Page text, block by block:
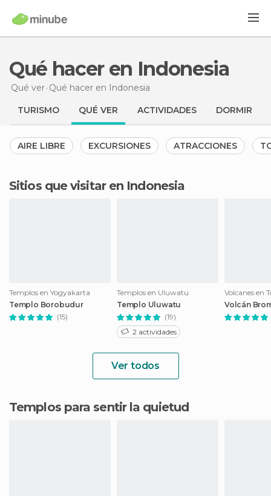
Qué hacer en Indonesia
Qué ver Qué hacer en Indonesia
TURISMO QUÉ VER ACTIVIDADES DORMIR
AIRE LIBRE EXCURSIONES ATRACCIONES
Sitios que visitar en Indonesia
Templos en Yogyakarta
Templo Borobudur
(15)
Templos en Uluwatu
Templo Uluwatu
(19)
2 actividades
Volcanes en
Volcán
Ver todos
Templos para sentir la quietud